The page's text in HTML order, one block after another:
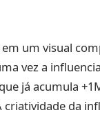
em um visual
vez a
já acumula
da